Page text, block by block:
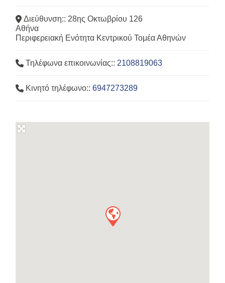
Διεύθυνση:: 28ης Οκτωβρίου 126
Αθήνα
Περιφερειακή Ενότητα Κεντρικού Τομέα Αθηνών
Τηλέφωνα επικοινωνίας:: 2108819063
Κινητό τηλέφωνο::6947273289